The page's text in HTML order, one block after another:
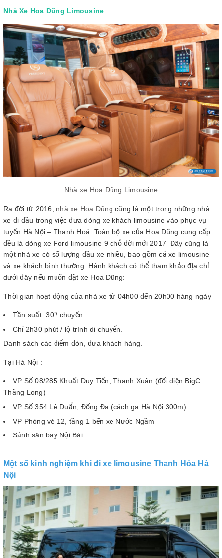
Nhà Xe Hoa Dũng Limousine
Nhà xe Hoa Dũng Limousine
Ra đời từ 2016, nhà xe Hoa Dũng cũng là một trong những nhà
xe đi đầu trong việc đưa dòng xe khách limousine vào phục vụ
tuyến Hà Nội – Thanh Hoá. Toàn bộ xe của Hoa Dũng cung cấp
đều là dòng xe Ford limousine 9 chỗ đời mới 2017. Đây cũng là
một nhà xe có số lượng đầu xe nhiều, bao gồm cả xe limousine
và xe khách bình thường. Hành khách có thể tham khảo địa chỉ
dưới đây nếu muốn đặt xe Hoa Dũng:
Thời gian hoạt động của nhà xe từ 04h00 đến 20h00 hàng ngày
Tần suất: 30’/ chuyến
Chỉ 2h30 phút / lộ trình di chuyển.
Danh sách các điểm đón, đưa khách hàng.
Tại Hà Nội :
VP Số 08/285 Khuất Duy Tiến, Thanh Xuân (đối diện BigC
Thăng Long)
VP Số 354 Lê Duẩn, Đống Đa (cách ga Hà Nội 300m)
VP Phòng vé 12, tầng 1 bến xe Nước Ngầm
Sảnh sân bay Nội Bài
Một số kinh nghiệm khi đi xe limousine Thanh Hóa Hà
Nội